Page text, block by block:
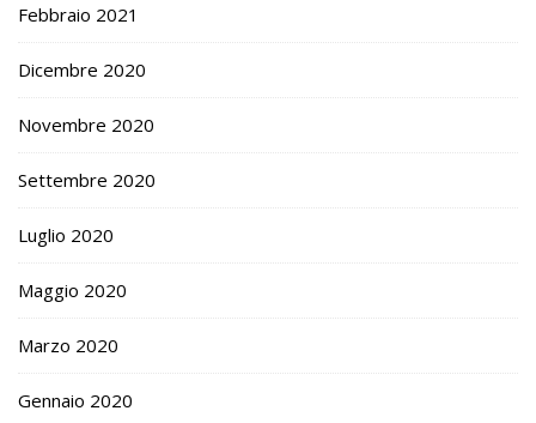
Febbraio 2021
Dicembre 2020
Novembre 2020
Settembre 2020
Luglio 2020
Maggio 2020
Marzo 2020
Gennaio 2020